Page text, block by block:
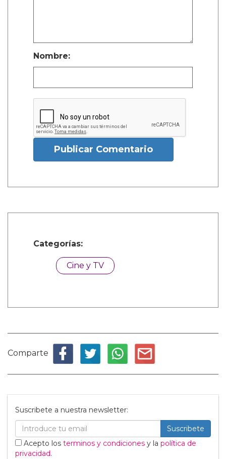
Nombre:
Publicar Comentario
Categorías:
Cine y TV
Comparte
Suscribete a nuestra newsletter:
Suscribete
Acepto los terminos y condiciones y la política de
privacidad.